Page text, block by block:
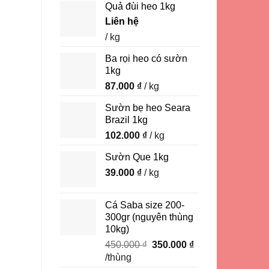
Quả đùi heo 1kg
Liên hệ
/ kg
Ba rọi heo có sườn
1kg
87.000 ₫/ kg
Sườn bẹ heo Seara
Brazil 1kg
102.000 ₫/ kg
Sườn Que 1kg
39.000 ₫/ kg
Cá Saba size 200-
300gr (nguyên thùng
10kg)
450.000₫ Giá
350.000 ₫Giá
/thùng